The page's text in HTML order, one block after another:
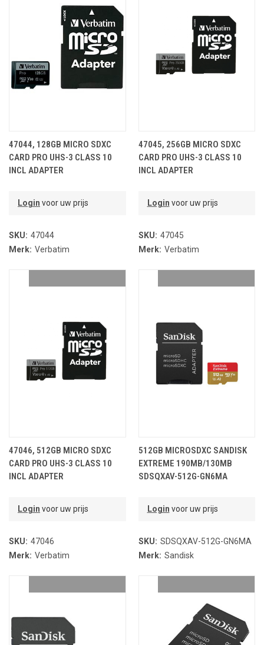
47044, 128GB MICRO SDXC
CARD PRO UHS-3 CLASS 10
INCL ADAPTER
Login voor uw prijs
SKU: 47044
Merk: Verbatim
47045, 256GB MICRO SDXC
CARD PRO UHS-3 CLASS 10
INCL ADAPTER
Login voor uw prijs
SKU: 47045
Merk: Verbatim
47046, 512GB MICRO SDXC
CARD PRO UHS-3 CLASS 10
INCL ADAPTER
Login voor uw prijs
SKU: 47046
Merk: Verbatim
512GB MICROSDXC SANDISK
EXTREME 190MB/130MB
SDSQXAV-512G-GN6MA
Login voor uw prijs
SKU: SDSQXAV-512G-GN6MA
Merk: Sandisk